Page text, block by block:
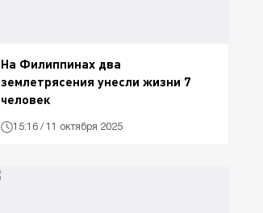
На Филиппинах два
землетрясения унесли жизни 7
человек
15:16 / 11 октября 2025